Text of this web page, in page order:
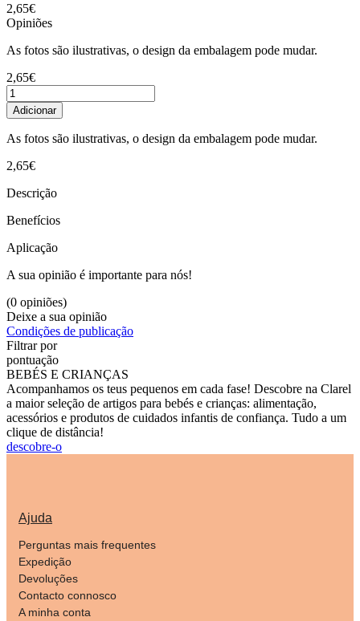
2,65€
Opiniões
As fotos são ilustrativas, o design da embalagem pode mudar.
2,65€
Adicionar
As fotos são ilustrativas, o design da embalagem pode mudar.
2,65€
Descrição
Benefícios
Aplicação
A sua opinião é importante para nós!
(0 opiniões)
Deixe a sua opinião
Condições de publicação
Filtrar por
pontuação
BEBÉS E CRIANÇAS
Acompanhamos os teus pequenos em cada fase! Descobre na Clarel
a maior seleção de artigos para bebés e crianças: alimentação,
acessórios e produtos de cuidados infantis de confiança. Tudo a um
clique de distância!
descobre-o
Ajuda
Perguntas mais frequentes
Expedição
Devoluções
Contacto connosco
A minha conta